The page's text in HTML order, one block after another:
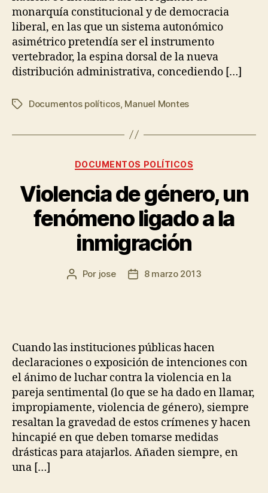
monarquía constitucional y de democracia
liberal, en las que un sistema autonómico
asimétrico pretendía ser el instrumento
vertebrador, la espina dorsal de la nueva
distribución administrativa, concediendo […]
Documentos políticos, Manuel Montes
DOCUMENTOS POLÍTICOS
Violencia de género, un
fenómeno ligado a la
inmigración
Por jose 8 marzo 2013
Cuando las instituciones públicas hacen
declaraciones o exposición de intenciones con
el ánimo de luchar contra la violencia en la
pareja sentimental (lo que se ha dado en llamar,
impropiamente, violencia de género), siempre
resaltan la gravedad de estos crímenes y hacen
hincapié en que deben tomarse medidas
drásticas para atajarlos. Añaden siempre, en
una […]